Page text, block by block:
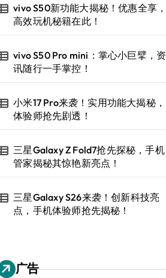
vivo S50新功能大揭秘！优惠全享，
高效玩机秘籍在此！
vivo S50 Pro mini：掌心小巨擘，资
讯随行一手掌控！
小米17 Pro来袭！实用功能大揭秘，
体验师抢先剧透！
三星Galaxy Z Fold7抢先探秘，手机
管家揭秘其惊艳新亮点！
三星Galaxy S26来袭！创新科技亮
点，手机体验师抢先揭秘！
广告